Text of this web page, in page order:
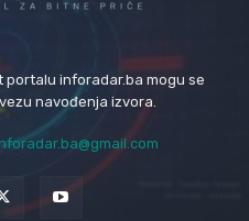
inforadar.ba mogu se
navođenja izvora.